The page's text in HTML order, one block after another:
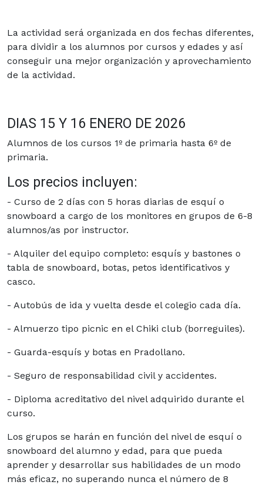
La actividad será organizada en dos fechas diferentes,
para dividir a los alumnos por cursos y edades y así
conseguir una mejor organización y aprovechamiento
de la actividad.
DIAS 15 Y 16 ENERO DE 2026
Alumnos de los cursos 1º de primaria hasta 6º de
primaria.
Los precios incluyen:
- Curso de 2 días con 5 horas diarias de esquí o
snowboard a cargo de los monitores en grupos de 6-8
alumnos/as por instructor.
- Alquiler del equipo completo: esquís y bastones o
tabla de snowboard, botas, petos identificativos y
casco.
- Autobús de ida y vuelta desde el colegio cada día.
- Almuerzo tipo picnic en el Chiki club (borreguiles).
- Guarda-esquís y botas en Pradollano.
- Seguro de responsabilidad civil y accidentes.
- Diploma acreditativo del nivel adquirido durante el
curso.
Los grupos se harán en función del nivel de esquí o
snowboard del alumno y edad, para que pueda
aprender y desarrollar sus habilidades de un modo
más eficaz, no superando nunca el número de 8